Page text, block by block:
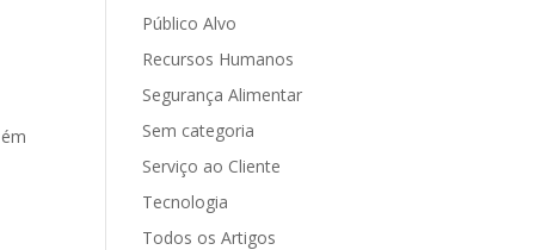
Público Alvo
Recursos Humanos
Segurança Alimentar
Sem categoria
Serviço ao Cliente
Tecnologia
Todos os Artigos